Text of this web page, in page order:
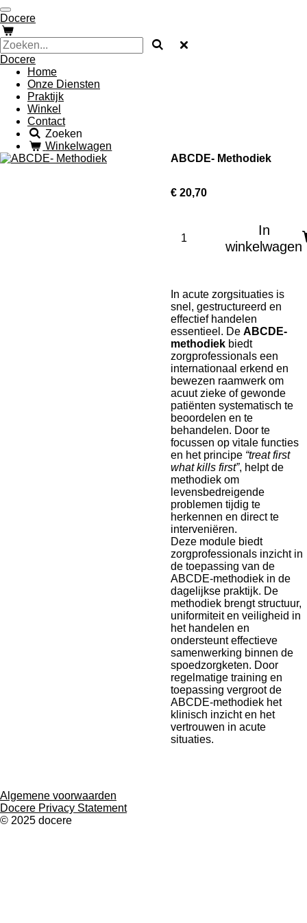
Ga
direct
naar
de
hoofdinhoud
Docere
Docere
Home
Onze Diensten
Praktijk
Winkel
Contact
Zoeken
Winkelwagen
ABCDE- Methodiek
€ 20,70
In
winkelwagen
In acute zorgsituaties is
snel, gestructureerd en
effectief handelen
essentieel. De ABCDE-
methodiek biedt
zorgprofessionals een
internationaal erkend en
bewezen raamwerk om
acuut zieke of gewonde
patiënten systematisch te
beoordelen en te
behandelen. Door te
focussen op vitale functies
en het principe “treat first
what kills first”, helpt de
methodiek om
levensbedreigende
problemen tijdig te
herkennen en direct te
interveniëren.
Deze module biedt
zorgprofessionals inzicht in
de toepassing van de
ABCDE-methodiek in de
dagelijkse praktijk. De
methodiek brengt structuur,
uniformiteit en veiligheid in
het handelen en
ondersteunt effectieve
samenwerking binnen de
spoedzorgketen. Door
regelmatige training en
toepassing vergroot de
ABCDE-methodiek het
klinisch inzicht en het
vertrouwen in acute
situaties.
Algemene voorwaarden
Docere Privacy Statement
© 2025 docere